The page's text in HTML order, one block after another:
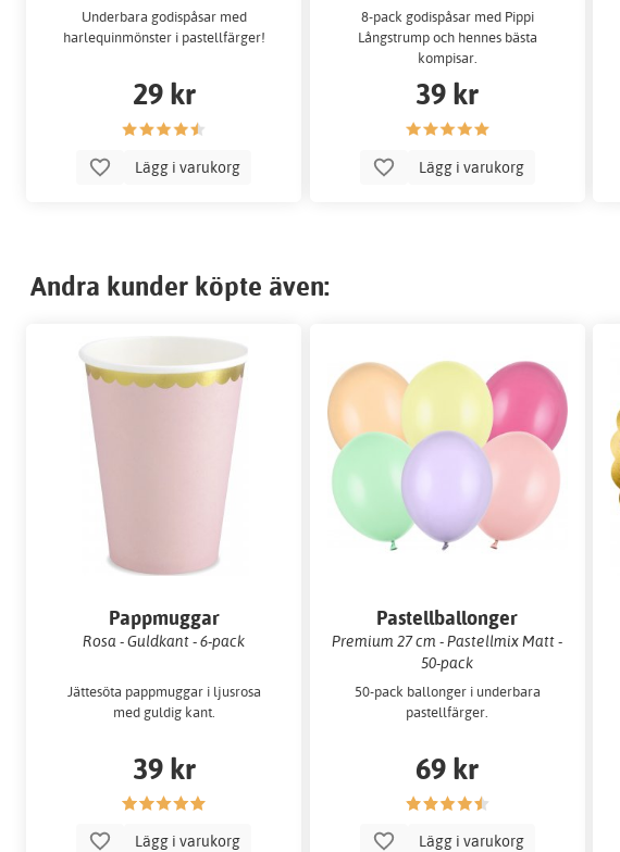
Underbara godispåsar med
harlequinmönster i pastellfärger!
29 kr
Lägg i varukorg
8-pack godispåsar med Pippi
Långstrump och hennes bästa
kompisar.
39 kr
Lägg i varukorg
Andra kunder köpte även:
Pappmuggar
Rosa - Guldkant - 6-pack
Jättesöta pappmuggar i ljusrosa
med guldig kant.
39 kr
Lägg i varukorg
Pastellballonger
Premium 27 cm - Pastellmix Matt -
50-pack
50-pack ballonger i underbara
pastellfärger.
69 kr
Lägg i varukorg